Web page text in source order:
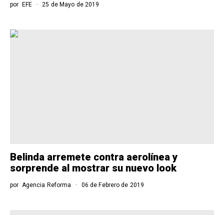
por EFE 25 de Mayo de 2019
Belinda arremete contra aerolínea y
sorprende al mostrar su nuevo look
por Agencia Reforma 06 de Febrero de 2019